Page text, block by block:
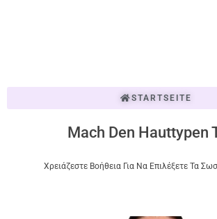
STARTSEITE
Mach Den Hauttypen
Χρειάζεστε Βοήθεια Για Να Επιλέξετε Τα